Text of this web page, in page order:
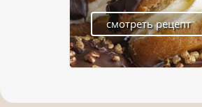
смотреть рецепт